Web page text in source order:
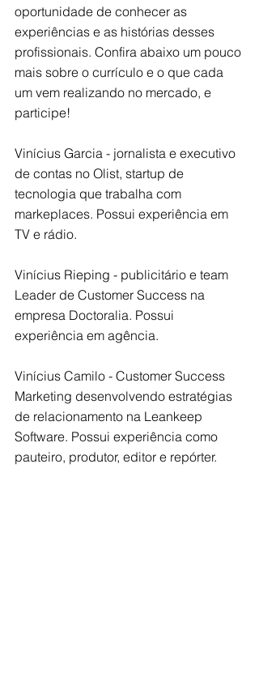
oportunidade de conhecer as
experiências e as histórias desses
profissionais. Confira abaixo um pouco
mais sobre o currículo e o que cada
um vem realizando no mercado, e
participe!
Vinícius Garcia - jornalista e executivo
de contas no Olist, startup de
tecnologia que trabalha com
markeplaces. Possui experiência em
TV e rádio.
Vinícius Rieping - publicitário e team
Leader de Customer Success na
empresa Doctoralia. Possui
experiência em agência.
Vinícius Camilo - Customer Success
Marketing desenvolvendo estratégias
de relacionamento na Leankeep
Software. Possui experiência como
pauteiro, produtor, editor e repórter.